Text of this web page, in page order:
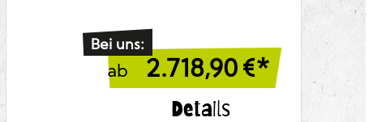
Bei uns:
ab 2.718,90 €*
Details